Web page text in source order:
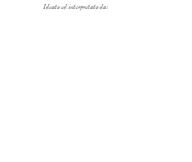
Ideato ed interpretato da: